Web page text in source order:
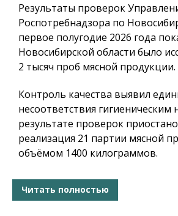
Результаты проверок
Роспотребнадзора по
первое полугодие 2026 года
Новосибирской области было
2 тысяч проб мясной продукции.
Контроль качества выявил
несоответствия
результате проверок
реализация 21 партии мясной
объёмом 1400 килограммов.
Читать полностью